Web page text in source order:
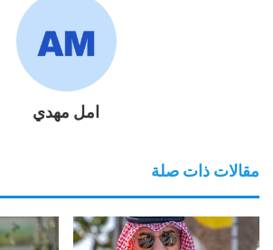
امل مهدي
مقالات ذات صلة